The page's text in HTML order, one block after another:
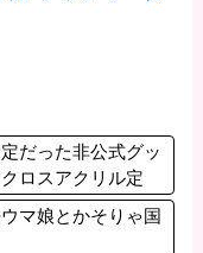
だった非公式グッ
ロスアクリル定
配布を撤回するこ
マ娘とかそりゃ国